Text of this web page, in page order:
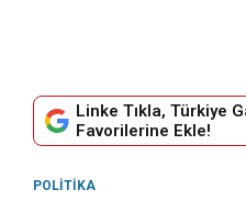
Linke Tıkla, Türkiye
Favorilerine Ekle!
POLITIKA